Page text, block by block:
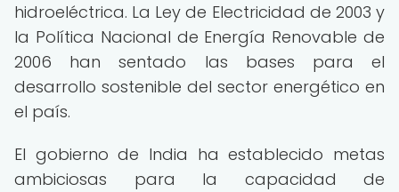
hidroeléctrica. La Ley de Electricidad de 2003 y
la Política Nacional de Energía Renovable de
2006 han sentado las bases para el
desarrollo sostenible del sector energético en
el país.
El gobierno de India ha establecido metas
ambiciosas para la capacidad de